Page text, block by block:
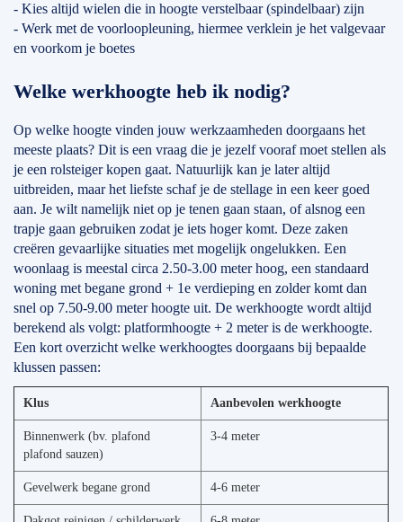
- Kies altijd wielen die in hoogte verstelbaar (spindelbaar) zijn
- Werk met de voorloopleuning, hiermee verklein je het valgevaar
en voorkom je boetes
Welke werkhoogte heb ik nodig?
Op welke hoogte vinden jouw werkzaamheden doorgaans het
meeste plaats? Dit is een vraag die je jezelf vooraf moet stellen als
je een rolsteiger kopen gaat. Natuurlijk kan je later altijd
uitbreiden, maar het liefste schaf je de stellage in een keer goed
aan. Je wilt namelijk niet op je tenen gaan staan, of alsnog een
trapje gaan gebruiken zodat je iets hoger komt. Deze zaken
creëren gevaarlijke situaties met mogelijk ongelukken. Een
woonlaag is meestal circa 2.50-3.00 meter hoog, een standaard
woning met begane grond + 1e verdieping en zolder komt dan
snel op 7.50-9.00 meter hoogte uit. De werkhoogte wordt altijd
berekend als volgt: platformhoogte + 2 meter is de werkhoogte.
Een kort overzicht welke werkhoogtes doorgaans bij bepaalde
klussen passen:
Klus Aanbevolen werkhoogte
Binnenwerk (bv. plafond
plafond sauzen)
3-4 meter
Gevelwerk begane grond 4-6 meter